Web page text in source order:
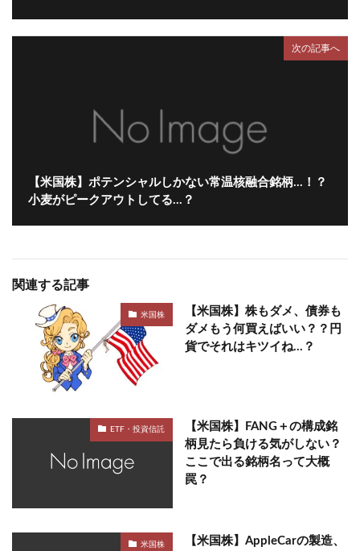
次の記事へ
【米国株】ポテンシャルしかない常温核融合銘柄…！？
小麦がピークアウトしてる…？
関連する記事
米国株
【米国株】株もダメ、債券も
ダメもう何買えばいい？？円
貨でそれはキツイね…？
ETF・投資信託
【米国株】FANG＋の構成銘
柄見たら負ける気がしない？
ここで出る銘柄名って大概
罠？
米国株
【米国株】AppleCarの製造、